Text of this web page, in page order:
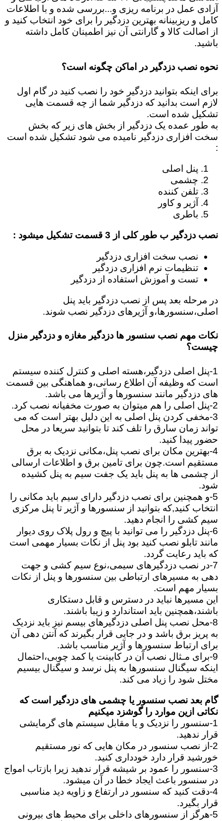
آزادی عمل در برنامه ریزی و...بررسی شده و با اطلاعات
کامل و ریزبینانه بهترین دزدگیر را برای خود انتخاب کنید و
از اصالت کالا و گارانتی آن نیز اطمینان کامل داشته
باشید.
نحوه نصب دزدگیر در اماکن چگونه است؟
برای اینکه بتوانید دزدگیر خود را نصب کنید در گام اول
لازم است بدانید که دزدگیر شما از چه قسمت هایی
تشکیل شده است.
به طور عمده یک دزدگیر از بخش های زیر که بخش
سخت افزاری دزدگیر نامیده می شود تشکیل شده است
:
پنل اصلی
چشمی
تلفن کننده
آژیر و کاور
باطری
نصب دزدگیر ب طور کلی از 3 قسمت تشکیل میشود :
نصب سخت افزاری دزدگیر
تنظیمات نرم افزاری دزدگیر
تست و آموزش استفاده از دزدگیر
در مرحله بعد پس از نصب دزدگیر باید پنل
اصلی،سنسورها،و آژیرهای دزدگیر نصب شوند.
نکات مهم نصب سنسور ها دزدگیر مغازه و دزدگیر منزل
چیست؟
1-پنل اصلی دزدگیر،هسته اصلی و کنترل کننده سیستم
است که وظیفه آن اطلاع رسانی،و هماهنگی بین قسمت
های دزدگیر مانند سنسورها و آژیرها می باشد.
2-پنل اصلی را هم میتوان به صورت مخفیانه نصب کرد.
3-مخفی کردن پنل اصلی به این دلیل بهتر است که می
تواند زمان سارق را تلف کند تا بتوانید سریعا در محل
حضور پیدا کنید.
4-بهترین مکان برای نصب پنل،مکانی نزدیک به برق
مستقیم است.چون برای تامین برق و اطلاعات ارسالی
از چشمی ها به پنل باید یک جفت سیم به پنل کشیده
شود.
5-و همچنین برای نصب دزدگیر دارای سیم باید مکانی را
انتخاب کنید,که بتوانید از سنسورها و آژیر تا پنل مرکزی
سیم کشی را انجام دهید.
6-پنل دزدگیر را می توانید با پیچ و رول پلاک روی دیوار
مانند تابلو نصب کنید بود پنل از نکات بسیار مهمی است
که باید رعایت گردد.
7-در نصب دزدگیرهای سیمی،نوع سیم کشی و جهت
دهی به مسیرهای ارتباطی بین سنسورها و پنل از نکات
بسیار مهم است.
این مسیرها نباید در دسترس و قابل دستکاری
باشند،همچنین باید استاندارد و زیبا باشند.
8-محل نصب پنل اصلی دزدگیرهای بیسم نیز باید نزدیک
به پریز برق باشد و در جایی قرار بگیرند که آنتن دهی آن
برای ارتباط سنسورها و آژیر مناسب باشد.
9-برای مـثال نصب آن در کابینت یا کمد چوبی،احتمال
اینکه سیگنال سنسورها به پنل نرسد و سیگنال بیسیم
مختل شود را زیاد می کند.
گام بعد نصب سنسور یا چشمی های دزدگیر است که
نکاتی ازین موارد را گوشزد میکنیم
1-سنسور را نزدیک و یا مقابل سیستم های گرمایشی
قرار ندهید.
2-از نصب سنسور در مکان هایی که نور مستقیم
خورشید قرار دارد خودداری کنید.
3-سنسور را عمود بر شیشه قرار ندهید زیرا بازتاب امواج
در سنسور باعث ایجاد خطا در آن میشود.
4-دقت کنید که سنسور در ارتفاع و زاویه دید مناسبی
قرار بگیرد.
5-هرگز از سنسورهای داخلی برای محیط های بیرونی